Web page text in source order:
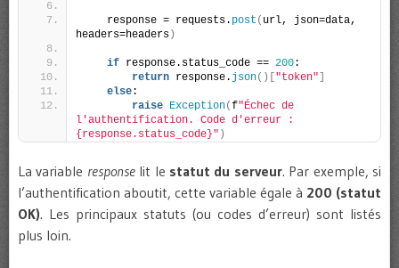
    response = requests.
post ( url, json=data,
headers=headers )
if response.status_code == 200:
return response. json()[ "token"
else:
raise Exception(f"Échec de
l'authentification. Code d'erreur :
{response.status_code}" )
La variable responselit le statut du serveur. Par exemple, si
l’authentification aboutit, cette variable égale à 200 (statut
OK). Les principaux statuts (ou codes d’erreur) sont listés
plus loin.